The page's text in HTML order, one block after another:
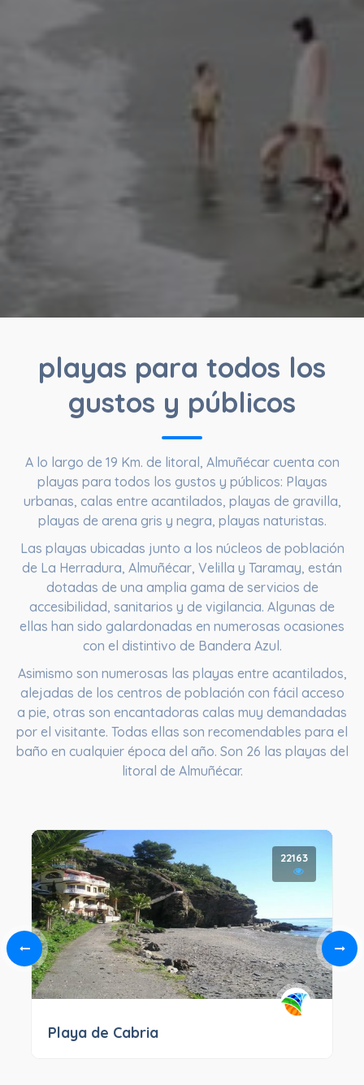
playas para todos los
gustos y públicos
A lo largo de 19 Km. de litoral , Almuñécar cuenta con
playas para todos los gustos y públicos: Playas
urbanas, calas entre acantilados, playas de gravilla,
playas de arena gris y negra, playas naturistas.
Las playas ubicadas junto a los núcleos de población
de La Herradura, Almuñécar, Velilla y Taramay, están
dotadas de una amplia gama de servicios de
accesibilidad, sanitarios y de vigilancia. Algunas de
ellas han sido galardonadas en numerosas ocasiones
con el distintivo de Bandera Azul.
Asimismo son numerosas las playas entre acantilados,
alejadas de los centros de población con fácil acceso
a pie, otras son encantadoras calas muy demandadas
por el visitante. Todas ellas son recomendables para el
baño en cualquier época del año. Son 26 las playas del
litoral de Almuñécar.
22163
Playa de Cabria